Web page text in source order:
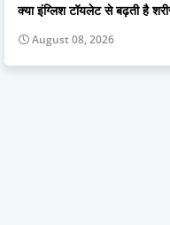
क्या इंग्लिश टॉयलेट से बढ़ती है
August 08, 2026